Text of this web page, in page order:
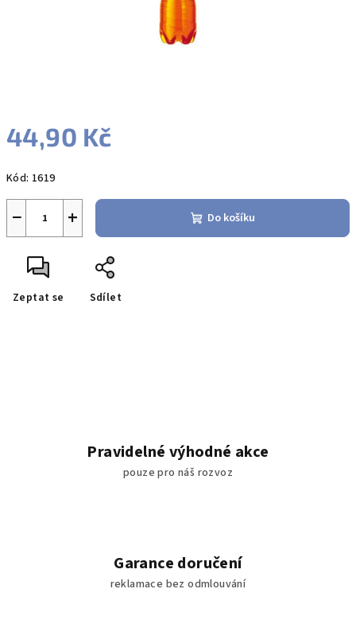
44,90 Kč
cena:
Kód: 1619
+
− Do košíku
Zeptat se Sdílet
Pravidelné výhodné akce
pouze pro náš rozvoz
Garance doručení
reklamace bez odmlouvání